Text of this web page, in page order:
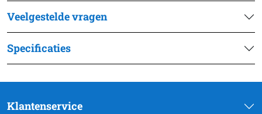
Veelgestelde vragen
Specificaties
Klantenservice